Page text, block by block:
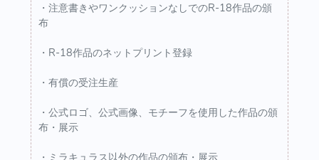
・注意書きやワンクッションなしでのR-18作品の頒
布
・R-18作品のネットプリント登録
・有償の受注生産
・公式ロゴ、公式画像、モチーフを使用した作品の頒
布・展示